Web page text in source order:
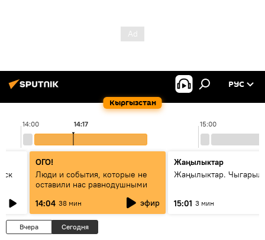
Кыргызстан
РУС
14:00 15:00
14:17
ОГО!
Люди и события, которые не
оставили нас равнодушными
14:04 38 мин эфир
Жаңылыктар
Жаңылыктар.
15:01 3 мин
Вчера Сегодня